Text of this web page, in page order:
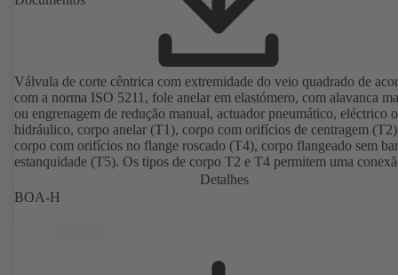
Válvula de corte cêntrica com extremidade do veio quadrado de
com a norma ISO 5211, fole anelar em elastómero, com alavanca
ou engrenagem de redução manual, actuador pneumático, eléctrico
hidráulico, corpo anelar (T1), corpo com orifícios de centragem
corpo com orifícios no flange roscado (T4), corpo flangeado sem
estanquidade (T5). Os tipos de corpo T2 e T4 permitem uma
unilateral e a montagem como válvula final com contraflange.
conformidade com as normas EN, ASME e JIS.
Detalhes
BOA-H